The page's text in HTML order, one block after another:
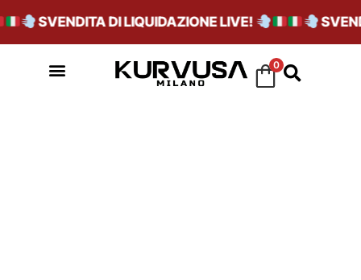
SVENDITA DI LIQUIDAZIONE LIVE!
0